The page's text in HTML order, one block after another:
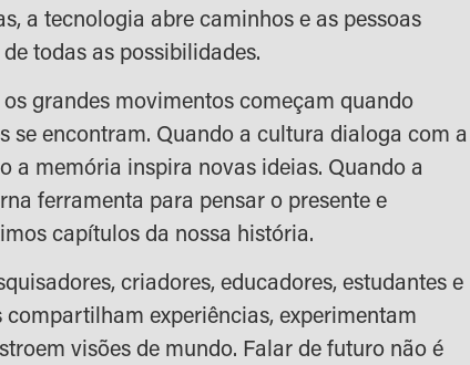
a tecnologia abre caminhos e as pessoas
todas as possibilidades.
grandes movimentos começam quando
se encontram. Quando a cultura dialoga com a
a memória inspira novas ideias. Quando a
ferramenta para pensar o presente e
capítulos da nossa história.
criadores, educadores, estudantes e
compartilham experiências, experimentam
visões de mundo. Falar de futuro não é